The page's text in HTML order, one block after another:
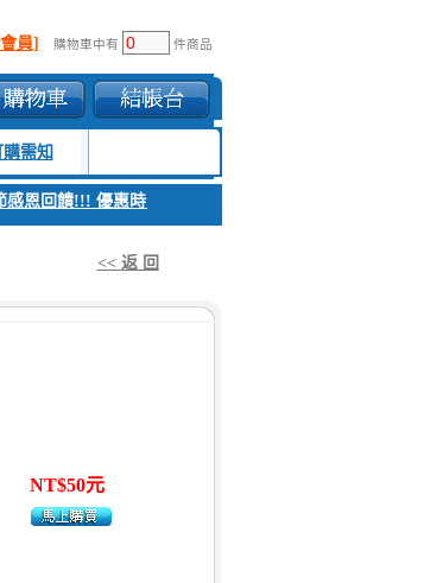
員] 購物車中有 件商品
購需知
回饋!!! 優惠時間 8月04日至8月10日
<< 返 回
NT$50元